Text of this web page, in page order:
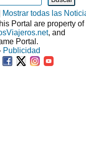
Mostrar todas las
Portal are property of
, and
Portal.
Publicidad